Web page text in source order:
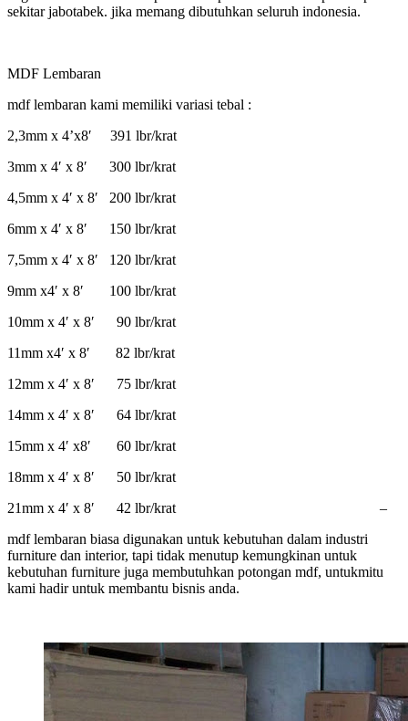
sekitar jabotabek. jika memang dibutuhkan seluruh indonesia.
MDF Lembaran
mdf lembaran kami memiliki variasi tebal :
2,3mm x 4’x8′ 391 lbr/krat
3mm x 4′ x 8′ 300 lbr/krat
4,5mm x 4′ x 8′ 200 lbr/krat
6mm x 4′ x 8′ 150 lbr/krat
7,5mm x 4′ x 8′ 120 lbr/krat
9mm x4′ x 8′ 100 lbr/krat
10mm x 4′ x 8′ 90 lbr/krat
11mm x4′ x 8′ 82 lbr/krat
12mm x 4′ x 8′ 75 lbr/krat
14mm x 4′ x 8′ 64 lbr/krat
15mm x 4′ x8′ 60 lbr/krat
18mm x 4′ x 8′ 50 lbr/krat
21mm x 4′ x 8′ 42 lbr/krat –
mdf lembaran biasa digunakan untuk kebutuhan dalam industri
furniture dan interior, tapi tidak menutup kemungkinan untuk
kebutuhan furniture juga membutuhkan potongan mdf, untukmitu
kami hadir untuk membantu bisnis anda.